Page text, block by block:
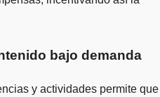
bajo demanda
y actividades permite que